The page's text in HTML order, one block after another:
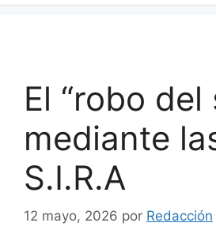
El “robo del
mediante
S.I.R.A
12 mayo, 2026 por Redacción